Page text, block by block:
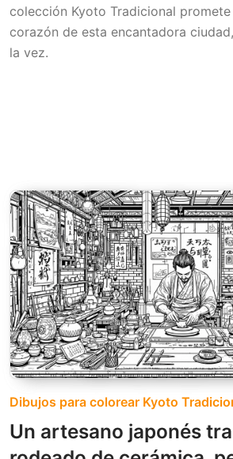
colección Kyoto Tradicional
corazón de esta encantadora
la vez.
Dibujos para colorear Kyoto
Un artesano japonés